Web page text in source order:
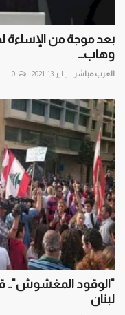
بعد موجة من الإساءة
وهاب...
العرب مباشر يناير 13, 2021 0
"الوقود المغشوش"..
لبنان